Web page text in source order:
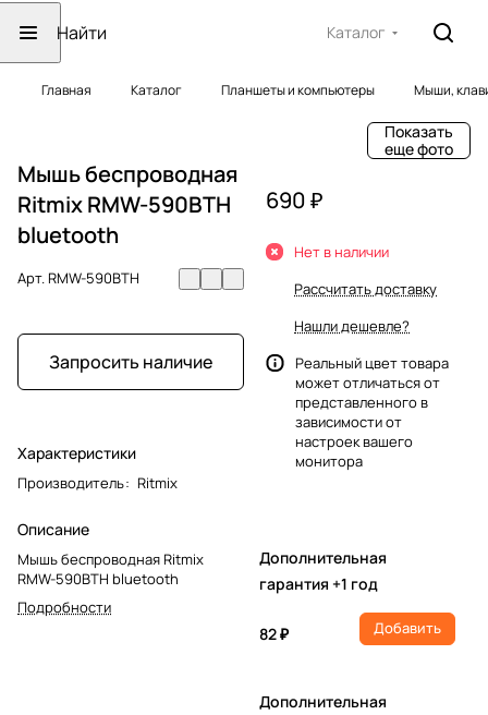
Каталог
Главная Каталог Планшеты и компьютеры Мыши,
Показать
еще фото
Мышь беспроводная
Ritmix RMW-590BTH
bluetooth
Арт.RMW-590BTH
Запросить наличие
Характеристики
Производитель: Ritmix
Описание
Мышь беспроводная Ritmix
RMW-590BTH bluetooth
Подробности
690 ₽
Нет в наличии
Рассчитать доставку
Нашли дешевле?
Реальный цвет товара
может отличаться от
представленного в
зависимости от
настроек вашего
монитора
Дополнительная
гарантия +1 год
82 ₽ Добавить
Дополнительная